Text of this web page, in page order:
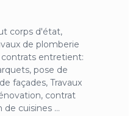
corps d'état,
de plomberie
entretient:
pose de
façades, Travaux
contrat
cuisines ...